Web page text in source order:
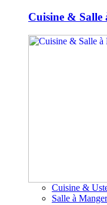
Cuisine & Salle
Cuisine &
Salle à Manger